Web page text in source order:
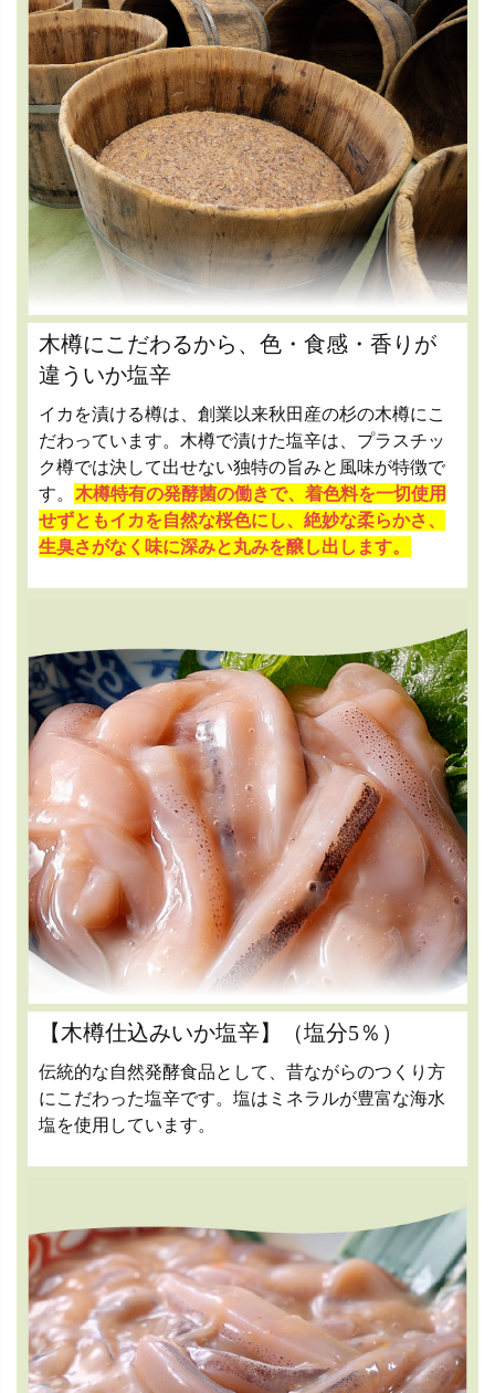
木樽にこだわるから、色・食感・香りが
違ういか塩辛
イカを漬ける樽は、創業以来秋田産の杉の木樽にこ
だわっています。木樽で漬けた塩辛は、プラスチッ
ク樽では決して出せない独特の旨みと風味が特徴で
す。 木樽特有の発酵菌の働きで、着色料を一切使用
せずともイカを自然な桜色にし、絶妙な柔らかさ、
生臭さがなく味に深みと丸みを醸し出します。
【木樽仕込みいか塩辛】（塩分5％）
伝統的な自然発酵食品として、昔ながらのつくり方
にこだわった塩辛です。塩はミネラルが豊富な海水
塩を使用しています。